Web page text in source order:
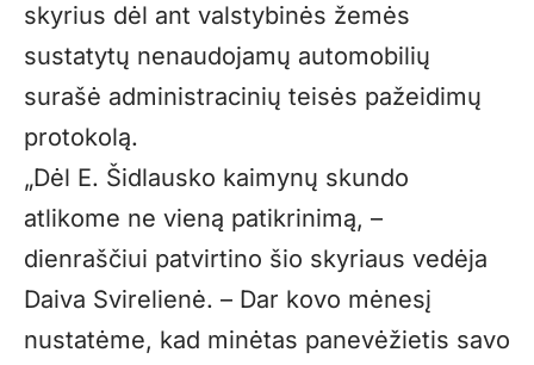
skyrius dėl ant valstybinės žemės
sustatytų nenaudojamų automobilių
surašė administracinių teisės pažeidimų
protokolą.
„Dėl E. Šidlausko kaimynų skundo
atlikome ne vieną patikrinimą, –
dienraščiui patvirtino šio skyriaus vedėja
Daiva Svirelienė. – Dar kovo mėnesį
nustatėme, kad minėtas panevėžietis savo